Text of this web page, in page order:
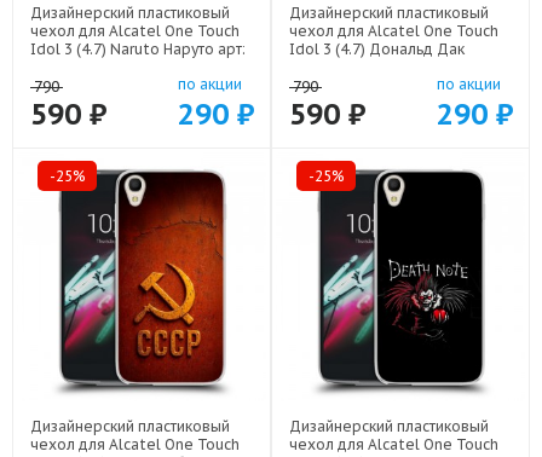
Дизайнерский пластиковый
чехол для Alcatel One Touch
Idol 3 (4.7) Naruto Наруто арт:
790
590 ₽
по акции
290 ₽
Дизайнерский пластиковый
чехол для Alcatel One Touch
Idol 3 (4.7) Дональд Дак
790
590 ₽
по акции
290 ₽
-25%
Дизайнерский пластиковый
чехол для Alcatel One Touch
-25%
Дизайнерский пластиковый
чехол для Alcatel One Touch